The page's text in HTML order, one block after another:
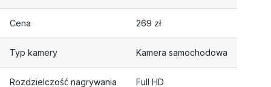
Cena 269 zł
Typ kamery Kamera samochodowa
Rozdzielczość nagrywania Full HD